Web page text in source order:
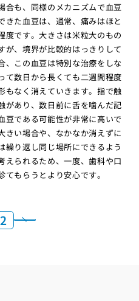
合も、同様のメカニズムで血豆
きた血豆は、通常、痛みはほと
度です。大きさは米粒大のもの
が、境界が比較的はっきりして
、この血豆は特別な治療をしな
て数日から長くても二週間程度
もなく消えていきます。指で触
があり、数日前に舌を噛んだ記
豆である可能性が非常に高いで
きい場合や、なかなか消えずに
繰り返し同じ場所にできるよう
えられるため、一度、歯科や口
もらうとより安心です。
2